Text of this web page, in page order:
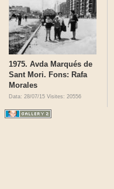
1975. Avda Marqués de
Sant Mori. Fons: Rafa
Morales
Data: 28/07/15 Visites: 20556